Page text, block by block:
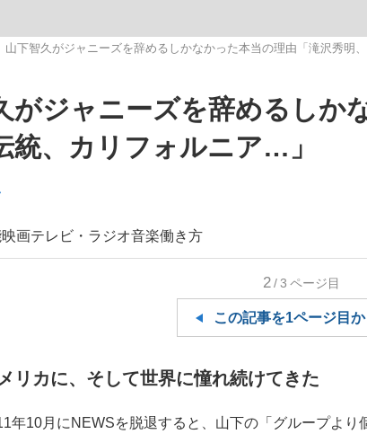
空気のまま解散」WBC日本代表“敗戦”の真実 選手が明かす
が悪者扱いされているのが悲しい」『北の国から』倉本聰氏（
とき、私のいま
山下智久がジャニーズを辞めるしかなかった本当の理由「滝沢秀明
がジャニーズを辞めるしか
統、カリフォルニア…」
映画テレビ・ラジオ音楽働き方
2/3 ページ目
この記事を1ページ目
リカに、そして世界に憧れ続けてきた
年10月にNEWSを脱退すると、山下の「グループより